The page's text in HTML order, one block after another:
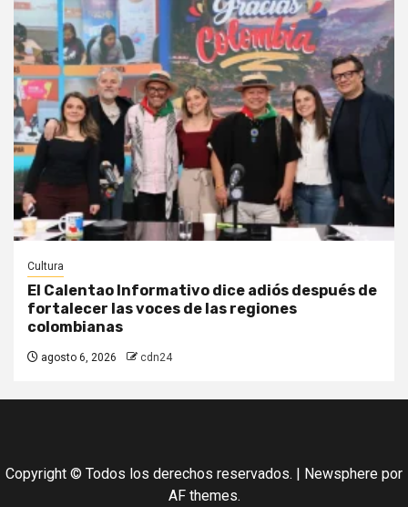
Cultura
El Calentao Informativo dice adiós después de
fortalecer las voces de las regiones
colombianas
agosto 6, 2026 cdn24
Copyright © Todos los derechos reservados. | Newsphere por
AF themes.